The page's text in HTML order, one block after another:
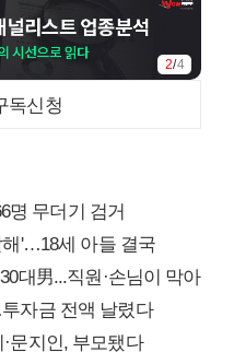
3/4
독신청
명 무더기 검거
'…18세 아들 결국
대男...직원·손님이 막아
자금 전액 날렸다
문지인, 부모됐다